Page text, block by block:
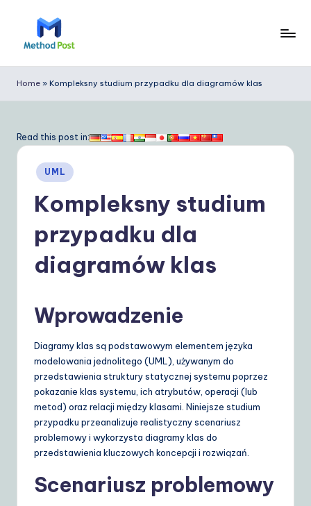
e
o
Y
o
Home » Kompleksny studium przypadku dla diagramów klas
Read this post in:
Posted
in
UML
Kompleksny studium
przypadku dla
diagramów klas
Wprowadzenie
Diagramy klas są podstawowym elementem języka
modelowania jednolitego (UML), używanym do
przedstawienia struktury statycznej systemu poprzez
pokazanie klas systemu, ich atrybutów, operacji (lub
metod) oraz relacji między klasami. Niniejsze studium
przypadku przeanalizuje realistyczny scenariusz
problemowy i wykorzysta diagramy klas do
przedstawienia kluczowych koncepcji i rozwiązań.
Scenariusz problemowy